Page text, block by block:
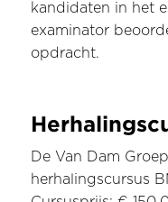
kandidaten in het
examinator
opdracht.
De Van Dam
herhalingscursus